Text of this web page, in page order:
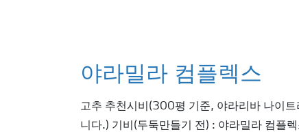
야라밀라 컴플렉스
고추 추천시비(300평 기준, 야라리바 나이트
니다.) 기비(두둑만들기 전) : 야라밀라 컴플